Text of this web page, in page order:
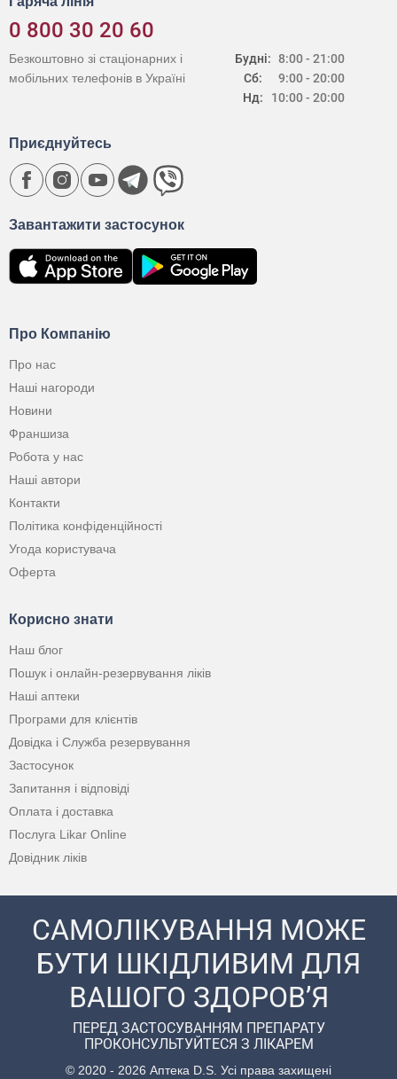
0 800 30 20 60
Будні:
Сб:
Нд:
8:00 - 21:00
9:00 - 20:00
10:00 - 20:00
Безкоштовно зі стаціонарних і
мобільних телефонів в Україні
Про Компанію
Про нас
Наші нагороди
Новини
Франшиза
Робота у нас
Наші автори
Контакти
Політика конфіденційності
Угода користувача
Оферта
Корисно знати
Наш блог
Пошук і онлайн-резервування ліків
Наші аптеки
Програми для клієнтів
Довідка і Служба резервування
Застосунок
Запитання і відповіді
Оплата і доставка
Послуга Likar Online
Довідник ліків
Завантажити застосунок
Приєднуйтесь
САМОЛІКУВАННЯ МОЖЕ
БУТИ ШКІДЛИВИМ ДЛЯ
ВАШОГО ЗДОРОВ’Я
ПЕРЕД ЗАСТОСУВАННЯМ ПРЕПАРАТУ
ПРОКОНСУЛЬТУЙТЕСЯ З ЛІКАРЕМ
© 2020 - 2026 Аптека D.S. Усі права захищені